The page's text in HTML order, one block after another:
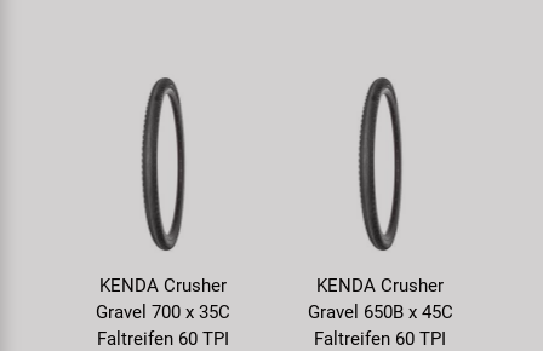
KENDA Crusher
Gravel 700 x 35C
Faltreifen 60 TPI
KENDA Crusher
Gravel 650B x 45C
Faltreifen 60 TPI